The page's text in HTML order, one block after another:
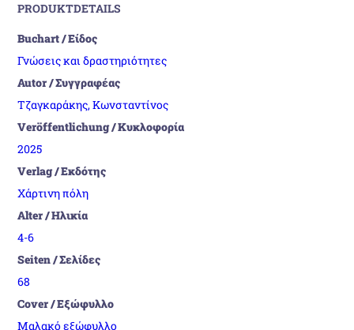
PRODUKTDETAILS
Buchart / Είδος
Γνώσεις και δραστηριότητες
Autor / Συγγραφέας
Τζαγκαράκης, Κωνσταντίνος
Veröffentlichung / Κυκλοφορία
2025
Verlag / Εκδότης
Χάρτινη πόλη
Alter / Ηλικία
4-6
Seiten / Σελίδες
68
Cover / Εξώφυλλο
Μαλακό εξώφυλλο